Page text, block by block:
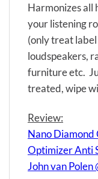
Harmonizes all
your listening
(only treat
loudspeakers,
furniture etc.
treated, wipe
Review:
Nano Diamond
Optimizer Anti
John van Polen